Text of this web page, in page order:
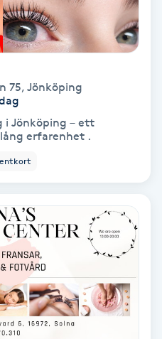
75, Jönköping
i Jönköping – ett
erfarenhet .